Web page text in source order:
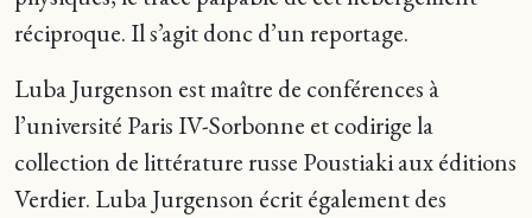
réciproque. Il s’agit donc d’un reportage.
Luba Jurgenson est maître de conférences à
l’université Paris IV-Sorbonne et codirige la
collection de littérature russe Poustiaki aux éditions
Verdier. Luba Jurgenson écrit également des